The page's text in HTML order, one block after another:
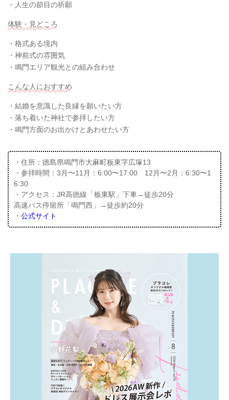
・人生の節目の祈願
体験・見どころ
・格式ある境内
・神前式の雰囲気
・鳴門エリア観光との組み合わせ
こんな人におすすめ
・結婚を意識した良縁を願いたい方
・落ち着いた神社で参拝したい方
・鳴門方面のお出かけとあわせたい方
・住所：徳島県鳴門市大麻町板東字広塚13
・参拝時間：3月〜11月：6:00〜17:00 12月〜2月：6:30〜1
6:30
・アクセス：JR高徳線「板東駅」下車→徒歩20分
高速バス停留所「鳴門西」→徒歩約20分
・ 公式サイト